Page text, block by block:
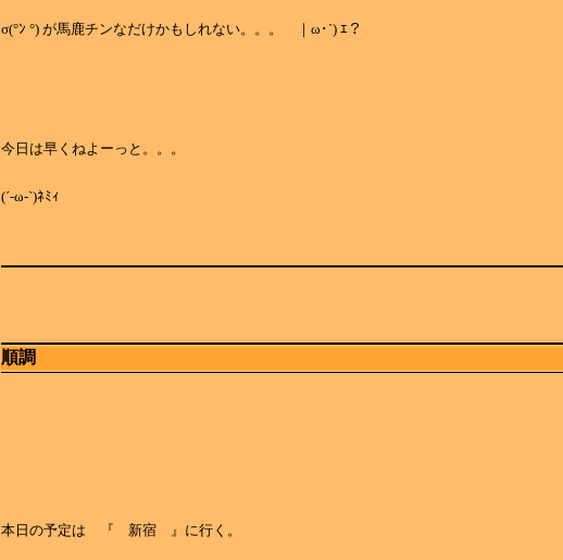
σ(°ﾝ °) が馬鹿チンなだけかもしれない。。。 ｜ω･`) ｴ？
今日は早くねよーっと。。。
(´-ω-`)ﾈﾐｨ
順調
本日の予定は 『 新宿 』に行く。